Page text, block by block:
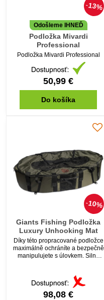
13%
Odošleme IHNEĎ
Podložka Mivardi
Professional
Podložka Mivardi Professional
50,99 €
Do košíka
10%
Giants Fishing Podložka
Luxury Unhooking Mat
Díky této propracované podložce
maximálně ochráníte a bezpečně
manipulujete s úlovkem. Silně
vypuštění úlovku.
98,08 €